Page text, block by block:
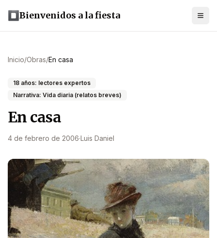
Bienvenidos a la fiesta
Inicio/Obras/En casa
18 años: lectores expertos
Narrativa: Vida diaria (relatos breves)
En casa
4 de febrero de 2006·Luis Daniel